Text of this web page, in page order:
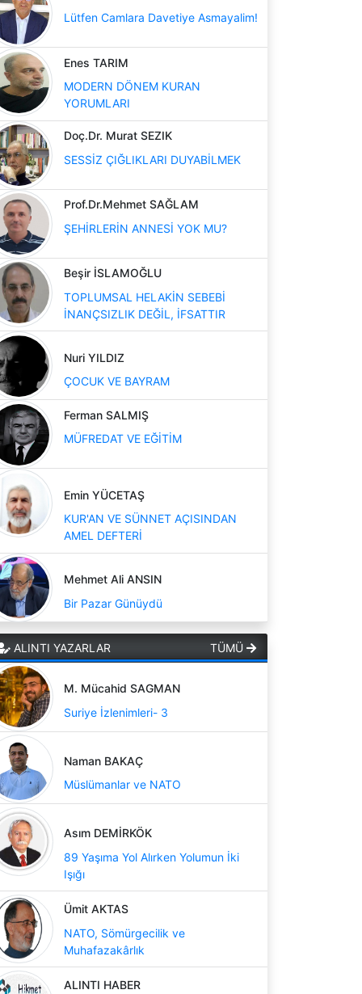
Lütfen Camlara Davetiye Asmayalim!
Enes TARIM
MODERN DÖNEM KURAN
YORUMLARI
Doç.Dr. Murat SEZIK
SESSİZ ÇIĞLIKLARI DUYABİLMEK
Prof.Dr.Mehmet SAĞLAM
ŞEHİRLERİN ANNESİ YOK MU?
Beşir İSLAMOĞLU
TOPLUMSAL HELAKİN SEBEBİ
İNANÇSIZLIK DEĞİL, İFSATTIR
Nuri YILDIZ
ÇOCUK VE BAYRAM
Ferman SALMIŞ
MÜFREDAT VE EĞİTİM
Emin YÜCETAŞ
KUR'AN VE SÜNNET AÇISINDAN
AMEL DEFTERİ
Mehmet Ali ANSIN
Bir Pazar Günüydü
ALINTI YAZARLAR TÜMÜ
M. Mücahid SAGMAN
Suriye İzlenimleri- 3
Naman BAKAÇ
Müslümanlar ve NATO
Asım DEMİRKÖK
89 Yaşıma Yol Alırken Yolumun İki
Işığı
Ümit AKTAS
NATO, Sömürgecilik ve
Muhafazakârlık
ALINTI HABER